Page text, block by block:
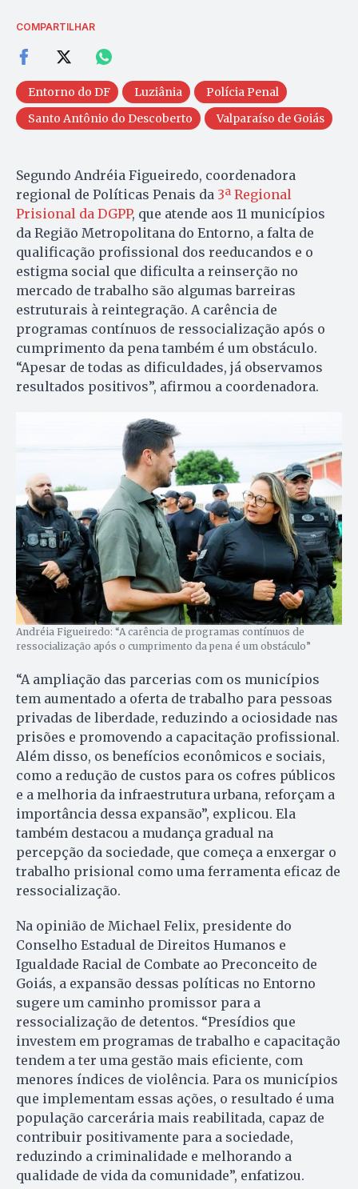
COMPARTILHAR
Entorno do DF Luziânia
Polícia Penal
Santo Antônio do Descoberto
Valparaíso de Goiás
Segundo Andréia Figueiredo, coordenadora
regional de Políticas Penais da 3ª Regional
Prisional da DGPP, que atende aos 11 municípios
da Região Metropolitana do Entorno, a falta de
qualificação profissional dos reeducandos e o
estigma social que dificulta a reinserção no
mercado de trabalho são algumas barreiras
estruturais à reintegração. A carência de
programas contínuos de ressocialização após o
cumprimento da pena também é um obstáculo.
“Apesar de todas as dificuldades, já observamos
resultados positivos”, afirmou a coordenadora.
Andréia Figueiredo: “A carência de programas contínuos de
ressocialização após o cumprimento da pena é um obstáculo”
“A ampliação das parcerias com os municípios
tem aumentado a oferta de trabalho para pessoas
privadas de liberdade, reduzindo a ociosidade nas
prisões e promovendo a capacitação profissional.
Além disso, os benefícios econômicos e sociais,
como a redução de custos para os cofres públicos
e a melhoria da infraestrutura urbana, reforçam a
importância dessa expansão”, explicou. Ela
também destacou a mudança gradual na
percepção da sociedade, que começa a enxergar o
trabalho prisional como uma ferramenta eficaz de
ressocialização.
Na opinião de Michael Felix, presidente do
Conselho Estadual de Direitos Humanos e
Igualdade Racial de Combate ao Preconceito de
Goiás, a expansão dessas políticas no Entorno
sugere um caminho promissor para a
ressocialização de detentos. “Presídios que
investem em programas de trabalho e capacitação
tendem a ter uma gestão mais eficiente, com
menores índices de violência. Para os municípios
que implementam essas ações, o resultado é uma
população carcerária mais reabilitada, capaz de
contribuir positivamente para a sociedade,
reduzindo a criminalidade e melhorando a
qualidade de vida da comunidade”, enfatizou.